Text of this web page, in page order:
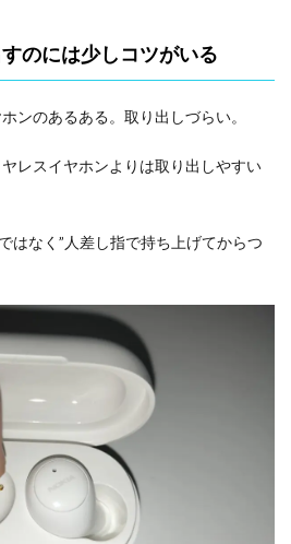
のには少しコツがいる
ンのあるある。取り出しづらい。
レスイヤホンよりは取り出しやすい
はなく”人差し指で持ち上げてからつ